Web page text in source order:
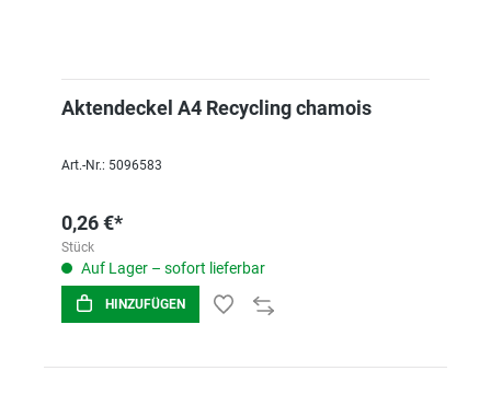
Aktendeckel A4 Recycling chamois
Art.-Nr.: 5096583
0,26 €*
Stück
Auf Lager – sofort lieferbar
HINZUFÜGEN